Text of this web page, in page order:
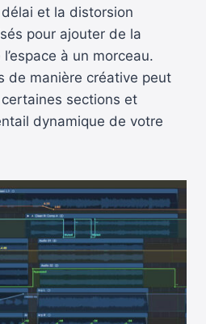
et la distorsion
pour ajouter de la
à un morceau.
de manière créative peut
sections et
dynamique de votre